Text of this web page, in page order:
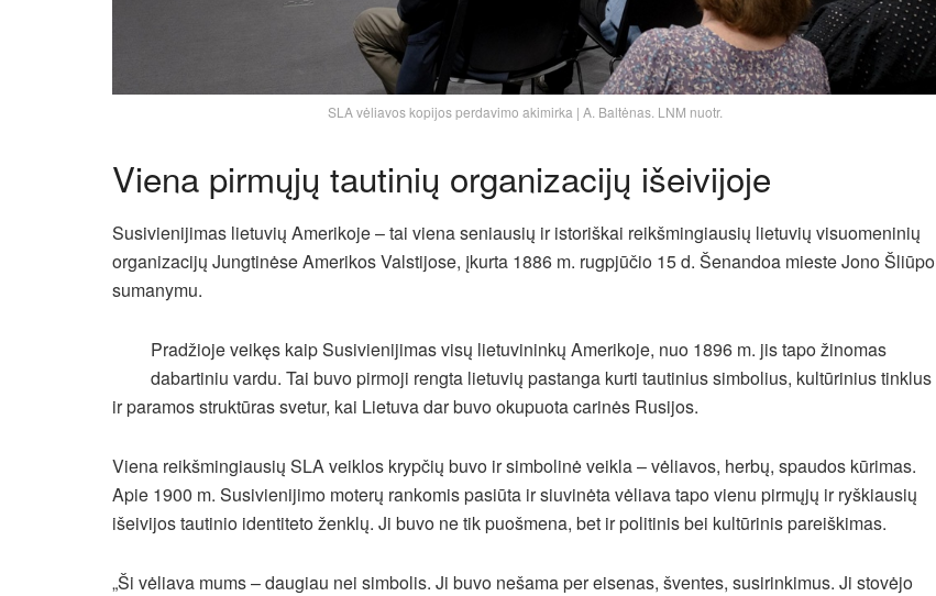
SLA vėliavos kopijos perdavimo akimirka | A. Baltėnas. LNM nuotr.
Viena pirmųjų tautinių organizacijų išeivijoje
Susivienijimas lietuvių Amerikoje – tai viena seniausių ir istoriškai reikšmingiausių lietuvių visuomeninių
organizacijų Jungtinėse Amerikos Valstijose, įkurta 1886 m. rugpjūčio 15 d. Šenandoa mieste Jono Šliūpo
sumanymu.
Pradžioje veikęs kaip Susivienijimas visų lietuvininkų Amerikoje, nuo 1896 m. jis tapo žinomas
dabartiniu vardu. Tai buvo pirmoji rengta lietuvių pastanga kurti tautinius simbolius, kultūrinius tinklus
ir paramos struktūras svetur, kai Lietuva dar buvo okupuota carinės Rusijos.
Viena reikšmingiausių SLA veiklos krypčių buvo ir simbolinė veikla – vėliavos, herbų, spaudos kūrimas.
Apie 1900 m. Susivienijimo moterų rankomis pasiūta ir siuvinėta vėliava tapo vienu pirmųjų ir ryškiausių
išeivijos tautinio identiteto ženklų. Ji buvo ne tik puošmena, bet ir politinis bei kultūrinis pareiškimas.
„Ši vėliava mums – daugiau nei simbolis. Ji buvo nešama per eisenas, šventes, susirinkimus. Ji stovėjo